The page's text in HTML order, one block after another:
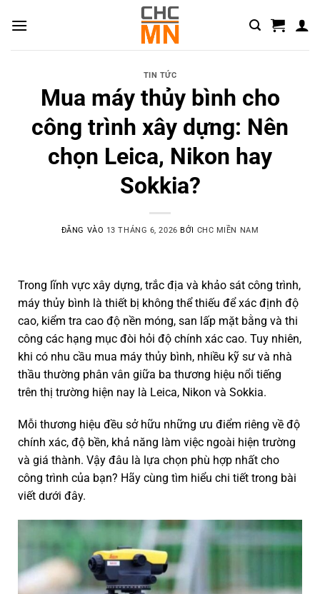
TIN TỨC
Mua máy thủy bình cho
công trình xây dựng: Nên
chọn Leica, Nikon hay
Sokkia?
ĐĂNG VÀO 13 THÁNG 6, 2026 BỞI CHC MIỀN NAM
Trong lĩnh vực xây dựng, trắc địa và khảo sát công trình,
máy thủy bình là thiết bị không thể thiếu để xác định độ
cao, kiểm tra cao độ nền móng, san lấp mặt bằng và thi
công các hạng mục đòi hỏi độ chính xác cao. Tuy nhiên,
khi có nhu cầu mua máy thủy bình, nhiều kỹ sư và nhà
thầu thường phân vân giữa ba thương hiệu nổi tiếng
trên thị trường hiện nay là Leica, Nikon và Sokkia.
Mỗi thương hiệu đều sở hữu những ưu điểm riêng về độ
chính xác, độ bền, khả năng làm việc ngoài hiện trường
và giá thành. Vậy đâu là lựa chọn phù hợp nhất cho
công trình của bạn? Hãy cùng tìm hiểu chi tiết trong bài
viết dưới đây.